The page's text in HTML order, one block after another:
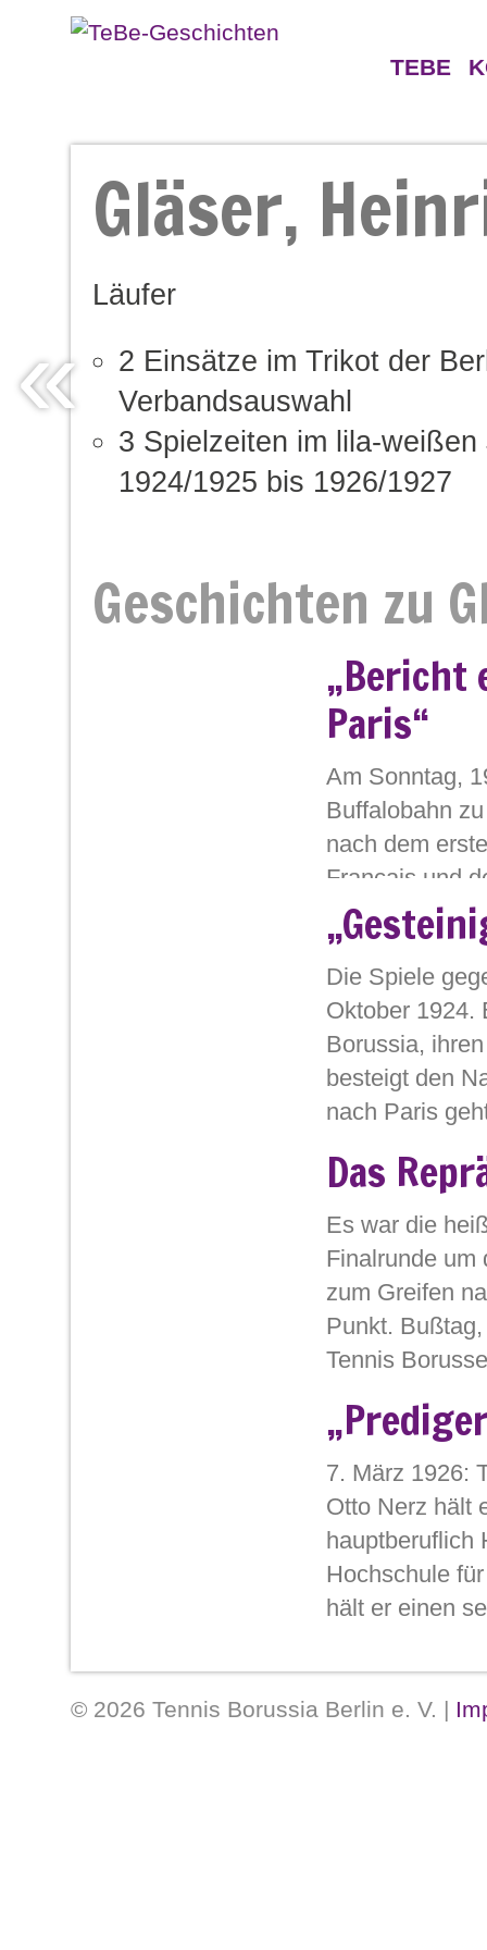
TEBE
Geschichten
Persönlichkeiten
«
Gläser,
Läufer
2 Einsätze im Trikot der
Verbandsauswahl
3 Spielzeiten im lila-
1924/1925 bis 1926/1927
Geschichten zu
„Bericht
Paris“
Am Sonntag,
Buffalobahn
nach dem
Français und
und eine
ein Politikum — und hoch
Die Spiele
Oktober 1924.
Borussia,
besteigt den
nach Paris
Das
Es war die
Finalrunde um
zum Greifen
Punkt.
Tennis
7. März 1926:
Otto Nerz hält
hauptberuflich
Hochschule
hält er einen
Dozierens wohl bewusst. Schon
© 2026 Tennis Borussia Berlin e. V. |